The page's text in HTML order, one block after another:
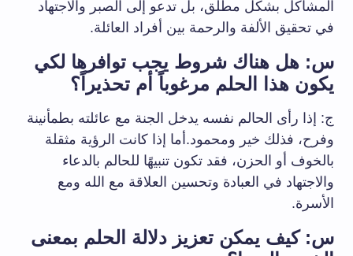
المشاكل بشكل مطلق، بل تدعو إلى الصبر والاجتهاد
في تحقيق الألفة والرحمة بين أفراد العائلة.
س: هل هناك شروط يجب توافرها لكي
يكون هذا الحلم مرغوباً أم تحذيراً؟
ج: إذا رأى الحالم نفسه يدخل الجنة مع عائلته بطمأنينة
وفرح، فذلك خير ومحمود.أما إذا كانت الرؤية مثقلة
بالخوف أو الحزن، فقد تكون تنبيهًا للحالم بالدعاء
والاجتهاد في العبادة وتحسين العلاقة مع الله ومع
الأسرة.
س: كيف يمكن تعزيز دلالة الحلم بمعنى